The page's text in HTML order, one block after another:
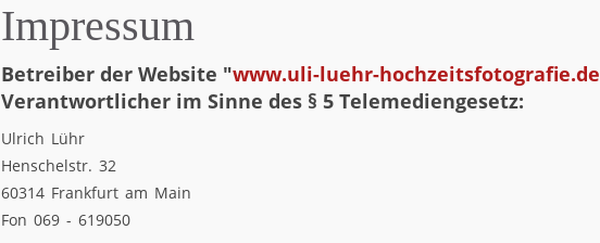
Impressum
Betreiber der Website "www.uli-luehr-hochzeitsfotografie.de
Verantwortlicher im Sinne des § 5 Telemediengesetz:
Ulrich Lühr
Henschelstr. 32
60314 Frankfurt am Main
Fon 069 - 619050